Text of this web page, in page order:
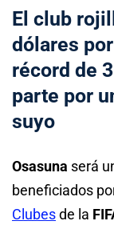
El club
dólares
récord de
parte por
suyo
Osasuna será
beneficiados
Clubesde la